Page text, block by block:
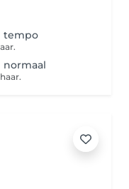
tempo
normaal